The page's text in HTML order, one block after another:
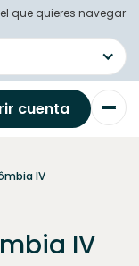
que quieres navegar
cuenta
IV
IV